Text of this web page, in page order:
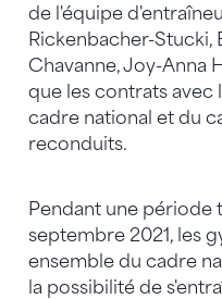
de l'équipe
Rickenbacher-Stucki,
Chavanne, Joy-Anna
que les contrats avec
cadre national et du
reconduits.
Pendant une période
septembre 2021, les
ensemble du cadre
la possibilité de